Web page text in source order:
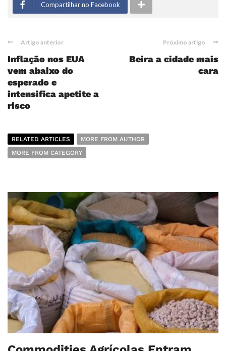
Compartilhar no Facebook
Artigo anterior
Inflação nos EUA
vem abaixo do
esperado e
intensifica apetite a
risco
Próximo artigo
Beira a cidade mais
cara
RELATED ARTICLES
MORE FROM AUTHOR
MORE FROM CATEGORY